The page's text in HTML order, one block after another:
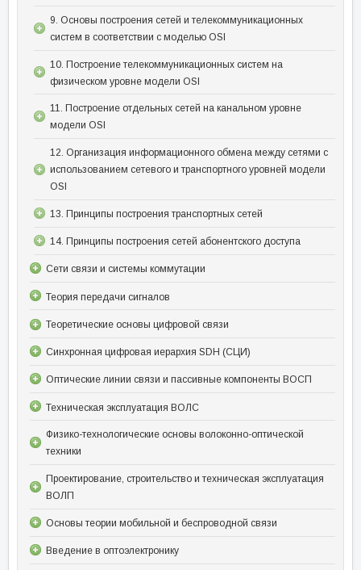
9. Основы построения сетей и телекоммуникационных
систем в соответствии с моделью OSI
10. Построение телекоммуникационных систем на
физическом уровне модели OSI
11. Построение отдельных сетей на канальном уровне
модели OSI
12. Организация информационного обмена между сетями с
использованием сетевого и транспортного уровней модели
OSI
13. Принципы построения транспортных сетей
14. Принципы построения сетей абонентского доступа
Сети связи и системы коммутации
Теория передачи сигналов
Теоретические основы цифровой связи
Синхронная цифровая иерархия SDH (СЦИ)
Оптические линии связи и пассивные компоненты ВОСП
Техническая эксплуатация ВОЛС
Физико-технологические основы волоконно-оптической
техники
Проектирование, строительство и техническая эксплуатация
ВОЛП
Основы теории мобильной и беспроводной связи
Введение в оптоэлектронику